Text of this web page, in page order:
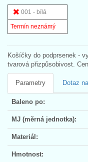
001 - bílá
Termín neznámý
Košíčky do podprsenek -
tvarová přizpůsobivost.
Parametry Dotaz
Baleno po:
MJ (měrná jednotka):
Materiál:
Hmotnost: